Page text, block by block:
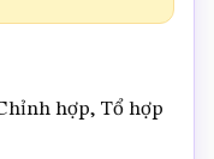
hợp, Tổ hợp